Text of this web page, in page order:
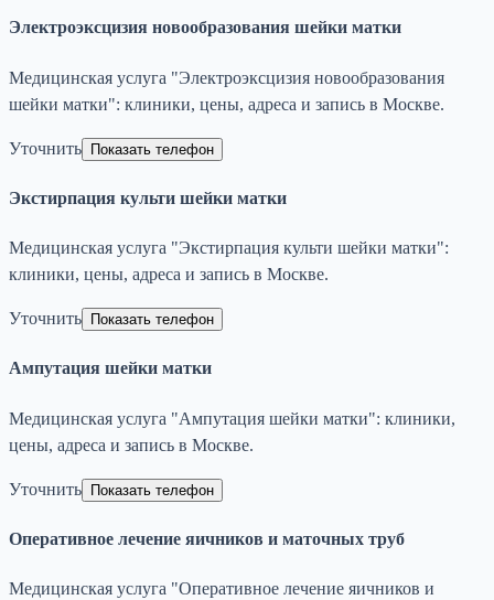
Электроэксцизия новообразования шейки матки
Медицинская услуга "Электроэксцизия новообразования
шейки матки": клиники, цены, адреса и запись в Москве.
Уточнить Показать телефон
Экстирпация культи шейки матки
Медицинская услуга "Экстирпация культи шейки матки":
клиники, цены, адреса и запись в Москве.
Уточнить Показать телефон
Ампутация шейки матки
Медицинская услуга "Ампутация шейки матки": клиники,
цены, адреса и запись в Москве.
Уточнить Показать телефон
Оперативное лечение яичников и маточных труб
Медицинская услуга "Оперативное лечение яичников и